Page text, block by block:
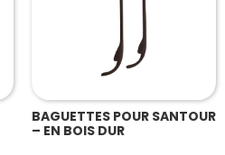
BAGUETTES POUR SANTOUR
– EN BOIS DUR